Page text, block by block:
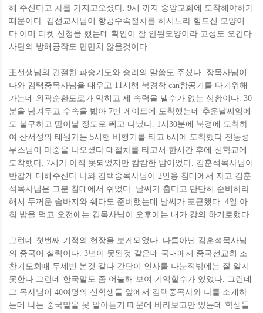
해 주신다고 차를 가지고오셨다. 9시 까지 중앙교회에 도착해야하기
때문이다. 김선교사님이 항공수속절차를 하시느라 힘드신 모양이
다.이미 티켓 신청을 했는데 확인이 잘 안된모양이라 고성도 오간다.
사단의 방해공작도 만만치 않을것이다.
王선생님의 간절한 파송기도와 승리의 말씀도 주셨다. 장목사님이
나와 김택중목사님을 태우고 11시행 북경착 can항공기를 타기위해
가는데 외곽순환도로가 막히고 제 속력을 낼수가 없는 상황이다. 30
분을 남겨두고 수속을 밟아 7번 게이트에 도착했는데 추운날씨임에
도 불구하고 땀이날 정도로 뛰고 다녔다. 1시30분에 북경에 도착하
여 산서성의 태원가는 5시행 비행기를 타고 6시에 도착했다 전동성
무스님이 마중을 나오셨다 대절차를 타고서 한시간 후에 신학교에
도착했다. 7시가 아직 못되었지만 캄캄한 밤이었다. 김훈석목사님이
반갑게 대해주신다 나와 김택중목사님이 2인용 침대에서 자고 김훈
석목사님은 그분 침대에서 쉬었다. 날씨가 춥다고 단단히 준비하라
해서 두꺼운 솜바지와 쉐타도 준비했는데 날씨가 포근했다. 4일 아
침 밥을 먹고 오전에는 김목사님이 오후에는 내가 강의 하기로했다
그런데 첫번째 기적의 현장을 보게되었다. 다름아닌 김훈석목사님
의 중국어 실력이다. 3년이 못된것 같은데 국내에서 중국선교회 조
찬기도회때 두세번 본것 같다 간단이 인사를 나눈적밖에는 잘 알지
못한다 그런데 한국말도 좀 어눌해 보여 기억할수가 있었다. 그런데
그 목사님이 40여명의 신학생들 앞에서 김택중목사와 나를 소개하
는데 나는 중국말을 못 알아듣기 때문에 바라보고만 있는데 학생들